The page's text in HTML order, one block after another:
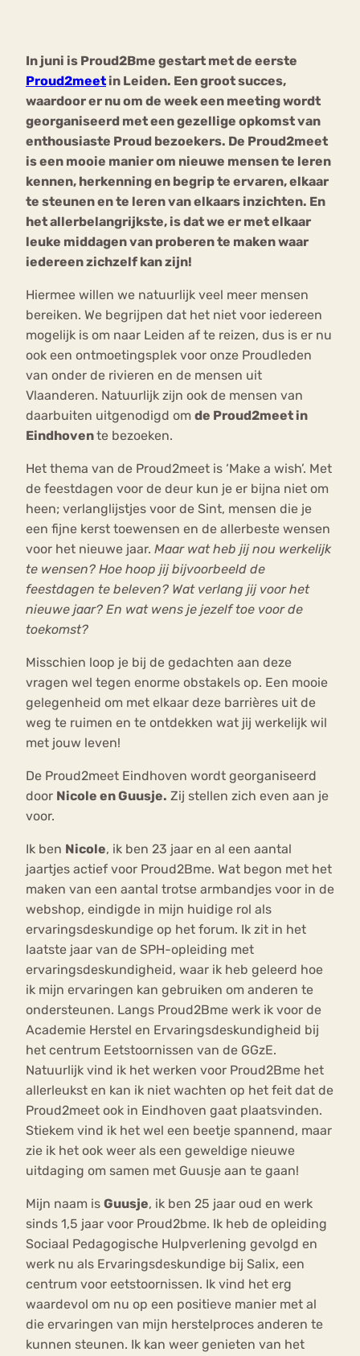
In juni is Proud2Bme gestart met de eerste
Proud2meet in Leiden. Een groot succes,
waardoor er nu om de week een meeting wordt
georganiseerd met een gezellige opkomst van
enthousiaste Proud bezoekers. De Proud2meet
is een mooie manier om nieuwe mensen te leren
kennen, herkenning en begrip te ervaren, elkaar
te steunen en te leren van elkaars inzichten. En
het allerbelangrijkste, is dat we er met elkaar
leuke middagen van proberen te maken waar
iedereen zichzelf kan zijn!
Hiermee willen we natuurlijk veel meer mensen
bereiken. We begrijpen dat het niet voor iedereen
mogelijk is om naar Leiden af te reizen, dus is er nu
ook een ontmoetingsplek voor onze Proudleden
van onder de rivieren en de mensen uit
Vlaanderen. Natuurlijk zijn ook de mensen van
daarbuiten uitgenodigd om de Proud2meet in
Eindhovente bezoeken.
Het thema van de Proud2meet is ‘Make a wish’. Met
de feestdagen voor de deur kun je er bijna niet om
heen; verlanglijstjes voor de Sint, mensen die je
een fijne kerst toewensen en de allerbeste wensen
voor het nieuwe jaar. Maar wat heb jij nou werkelijk
te wensen? Hoe hoop jij bijvoorbeeld de
feestdagen te beleven? Wat verlang jij voor het
nieuwe jaar? En wat wens je jezelf toe voor de
toekomst?
Misschien loop je bij de gedachten aan deze
vragen wel tegen enorme obstakels op. Een mooie
gelegenheid om met elkaar deze barrières uit de
weg te ruimen en te ontdekken wat jij werkelijk wil
met jouw leven!
De Proud2meet Eindhoven wordt georganiseerd
door Nicole en Guusje. Zij stellen zich even aan je
voor.
Ik ben Nicole, ik ben 23 jaar en al een aantal
jaartjes actief voor Proud2Bme. Wat begon met het
maken van een aantal trotse armbandjes voor in de
webshop, eindigde in mijn huidige rol als
ervaringsdeskundige op het forum. Ik zit in het
laatste jaar van de SPH-opleiding met
ervaringsdeskundigheid, waar ik heb geleerd hoe
ik mijn ervaringen kan gebruiken om anderen te
ondersteunen. Langs Proud2Bme werk ik voor de
Academie Herstel en Ervaringsdeskundigheid bij
het centrum Eetstoornissen van de GGzE.
Natuurlijk vind ik het werken voor Proud2Bme het
allerleukst en kan ik niet wachten op het feit dat de
Proud2meet ook in Eindhoven gaat plaatsvinden.
Stiekem vind ik het wel een beetje spannend, maar
zie ik het ook weer als een geweldige nieuwe
uitdaging om samen met Guusje aan te gaan!
Mijn naam is Guusje, ik ben 25 jaar oud en werk
sinds 1,5 jaar voor Proud2bme. Ik heb de opleiding
Sociaal Pedagogische Hulpverlening gevolgd en
werk nu als Ervaringsdeskundige bij Salix, een
centrum voor eetstoornissen. Ik vind het erg
waardevol om nu op een positieve manier met al
die ervaringen van mijn herstelproces anderen te
kunnen steunen. Ik kan weer genieten van het
Chat
Forum
mia
Nerv
osa
Eetstoornis Anorexia Nervosa
Eetbuien Piekeren Sport
Trauma
Orthorexia
Afvallen Angst